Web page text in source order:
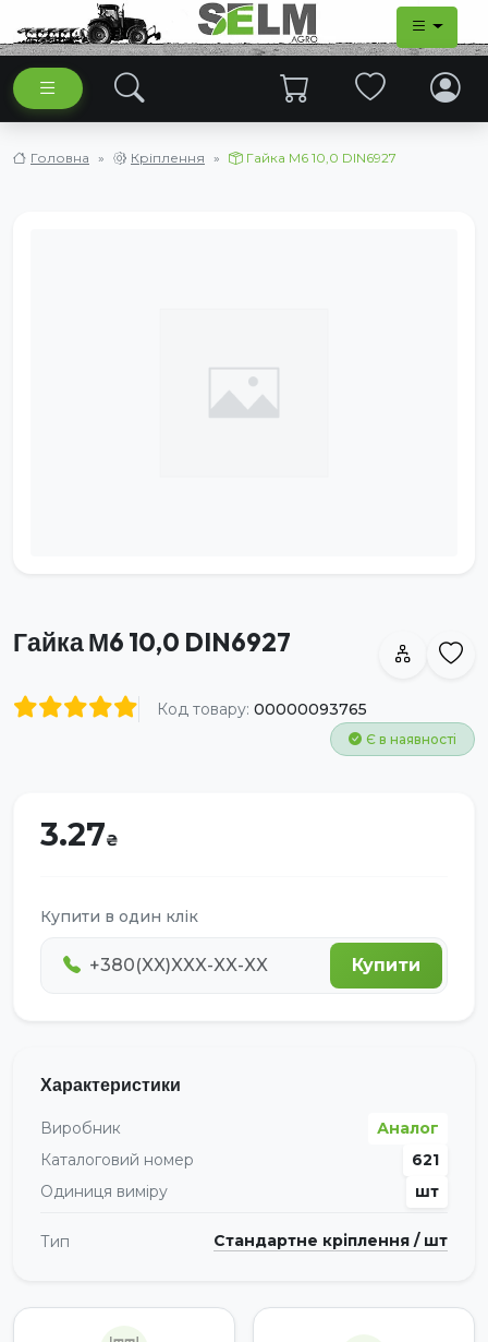
Головна Кріплення Гайка М6 10,0 DIN6927
Гайка М6 10,0 DIN6927
Код товару: 00000093765
Є в наявності
3.27
Купити в один клік
Купити
Характеристики
Виробник
Аналог
Каталоговий номер
621
Одиниця виміру
шт
Тип Стандартне кріплення / шт